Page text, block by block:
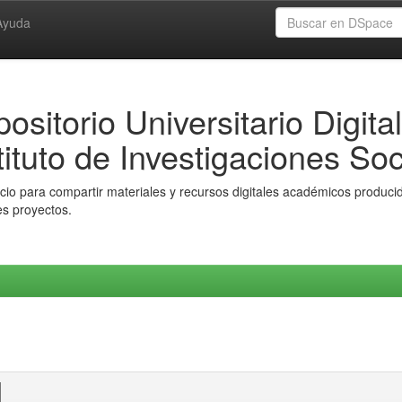
Universitario Digital
de Investigaciones
para compartir materiales y recursos digitales académicos
proyectos.